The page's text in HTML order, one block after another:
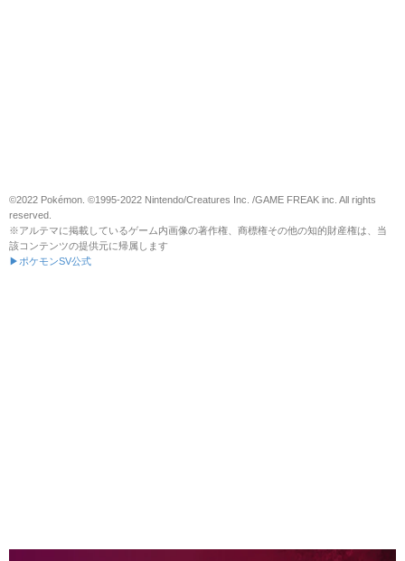
©2022 Pokémon. ©1995-2022 Nintendo/Creatures Inc. /GAME FREAK inc. All rights
reserved.
※アルテマに掲載しているゲーム内画像の著作権、商標権その他の知的財産権は、当
該コンテンツの提供元に帰属します
▶ポケモンSV公式